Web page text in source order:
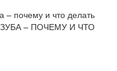
– ПОЧЕМУ И ЧТО